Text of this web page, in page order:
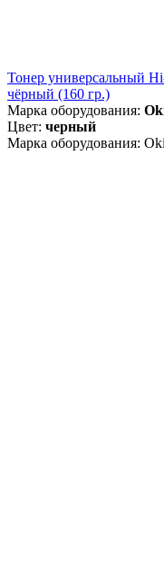
Тонер универсальный
чёрный (160 гр.)
Марка оборудования:
Цвет: черный
Марка оборудования: